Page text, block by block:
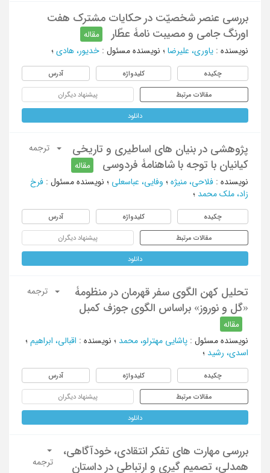
بررسی عنصر شخصیّت در حکایات مشترک هفت
اورنگ جامی و مصیبت نامۀ عطّار
مقاله
نویسنده : یاوری، علیرضا ؛ نویسنده مسئول : خدیور، هادی ؛
چکیده کلیدواژه آدرس
مقالات مرتبط پیشنهاد دیگران
دانلود
پژوهشی در بنیان های اساطیری و تاریخی
کیانیان با توجه با شاهنامۀ فردوسی
مقاله
ترجمه
نویسنده : فلاحی، منیژه ؛ وفایی، عباسعلی ؛ نویسنده مسئول : فرخ
زاد، ملک محمد ؛
چکیده کلیدواژه آدرس
مقالات مرتبط پیشنهاد دیگران
دانلود
تحلیل کهن الگوی سفر قهرمان در منظومۀ
«گل و نوروز» براساس الگوی جوزف کمبل
مقاله
ترجمه
نویسنده مسئول : پاشایی مهترلو، محمد ؛ نویسنده : اقبالی، ابراهیم ؛
اسدی، رشید ؛
چکیده کلیدواژه آدرس
مقالات مرتبط پیشنهاد دیگران
دانلود
بررسی مهارت های تفکر انتقادی، خودآگاهی،
همدلی، تصمیم گیری و ارتباطی در داستان
ترجمه